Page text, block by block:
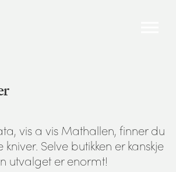
vis a vis Mathallen, finner du
kniver. Selve butikken er kanskje
utvalget er enormt!